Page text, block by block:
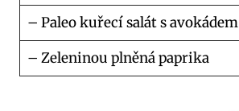
– Paleo kuřecí salát s avokádem
– Zeleninou plněná paprika